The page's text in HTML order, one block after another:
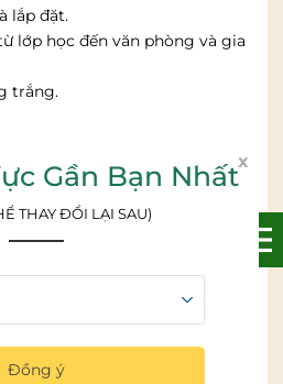
lắp đặt.
lớp học đến văn phòng và gia
trắng.
sau thời gian dài sử dụng
xuyên).
mạnh như gỗ bần → lỗ
hơn bảng gỗ bần.
trực tiếp dưới ánh nắng mạnh.
gỗ bần nếu dùng trong môi
nặng liên tục.
x
Gần Bạn Nhất
THAY ĐỔI LẠI SAU)
Đồng ý